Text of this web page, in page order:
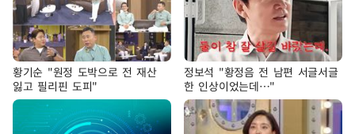
황기순 "원정 도박으로 전 재산
잃고 필리핀 도피"
정보석 "황정음 전 남편 서글서글
한 인상이었는데…"